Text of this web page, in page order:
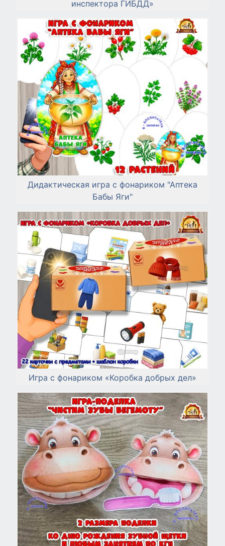
инспектора ГИБДД»
Дидактическая игра с фонариком "Аптека
Бабы Яги"
Игра с фонариком «Коробка добрых дел»